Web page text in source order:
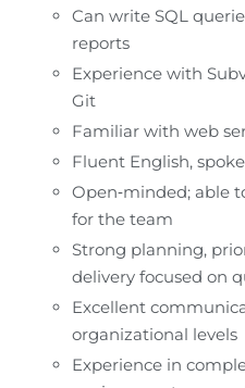
Can write SQL
reports
Experience with
Git
Familiar with web
Fluent English,
Open‑minded; able
for the team
Strong planning,
delivery focused on
Excellent
organizational levels
Experience in